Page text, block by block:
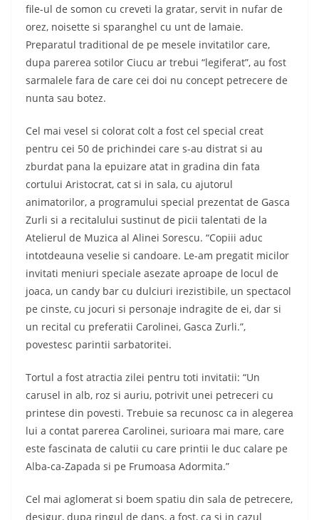
file-ul de somon cu creveti la gratar, servit in nufar de
orez, noisette si sparanghel cu unt de lamaie.
Preparatul traditional de pe mesele invitatilor care,
dupa parerea sotilor Ciucu ar trebui “legiferat”, au fost
sarmalele fara de care cei doi nu concept petrecere de
nunta sau botez.
Cel mai vesel si colorat colt a fost cel special creat
pentru cei 50 de prichindei care s-au distrat si au
zburdat pana la epuizare atat in gradina din fata
cortului Aristocrat, cat si in sala, cu ajutorul
animatorilor, a programului special prezentat de Gasca
Zurli si a recitalului sustinut de picii talentati de la
Atelierul de Muzica al Alinei Sorescu. “Copiii aduc
intotdeauna veselie si candoare. Le-am pregatit micilor
invitati meniuri speciale asezate aproape de locul de
joaca, un candy bar cu dulciuri irezistibile, un spectacol
pe cinste, cu jocuri si personaje indragite de ei, dar si
un recital cu preferatii Carolinei, Gasca Zurli.”,
povestesc parintii sarbatoritei.
Tortul a fost atractia zilei pentru toti invitatii: “Un
carusel in alb, roz si auriu, potrivit unei petreceri cu
printese din povesti. Trebuie sa recunosc ca in alegerea
lui a contat parerea Carolinei, surioara mai mare, care
este fascinata de calutii cu care printii le duc calare pe
Alba-ca-Zapada si pe Frumoasa Adormita.”
Cel mai aglomerat si boem spatiu din sala de petrecere,
desigur, dupa ringul de dans, a fost, ca si in cazul